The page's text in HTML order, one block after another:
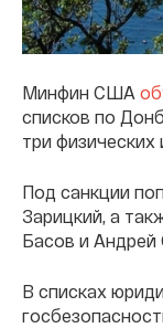
Минфин США
списков по
три физических
Под санкции
Зарицкий, а
Басов и Андрей
В списках